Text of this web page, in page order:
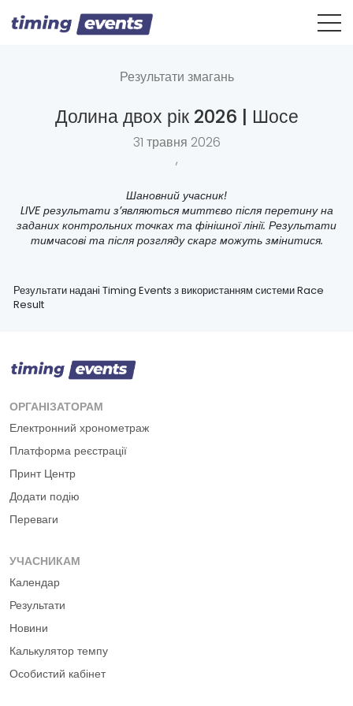
Результати змагань
Долина двох рік 2026 | Шосе
31 травня 2026
,
Шановний учасник!
LIVE результати з’являються миттєво після перетину на
заданих контрольних точках та фінішної лінії. Результати
тимчасові та після розгляду скарг можуть змінитися.
Результати надані Timing Events з використанням системи Race
Result
ОРГАНІЗАТОРАМ
Електронний хронометраж
Платформа реєстрації
Принт Центр
Додати подію
Переваги
УЧАСНИКАМ
Календар
Результати
Новини
Калькулятор темпу
Особистий кабінет